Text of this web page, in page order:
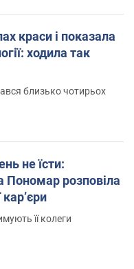
краси і показала
ходила так
близько чотирьох
не їсти:
Пономар розповіла
її колеги